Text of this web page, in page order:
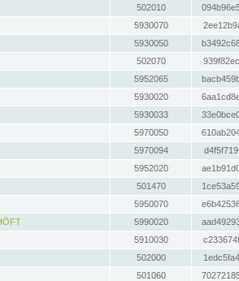
502010
5930070
5930050
502070
5952065
5930020
5930033
5970050
5970094
5952020
501470
5950070
5990020
5910030
502000
501060